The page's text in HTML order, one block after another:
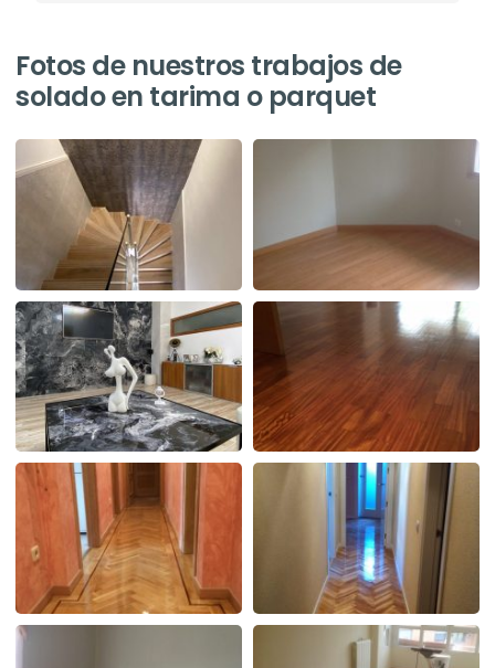
Fotos de nuestros trabajos de
solado en tarima o parquet